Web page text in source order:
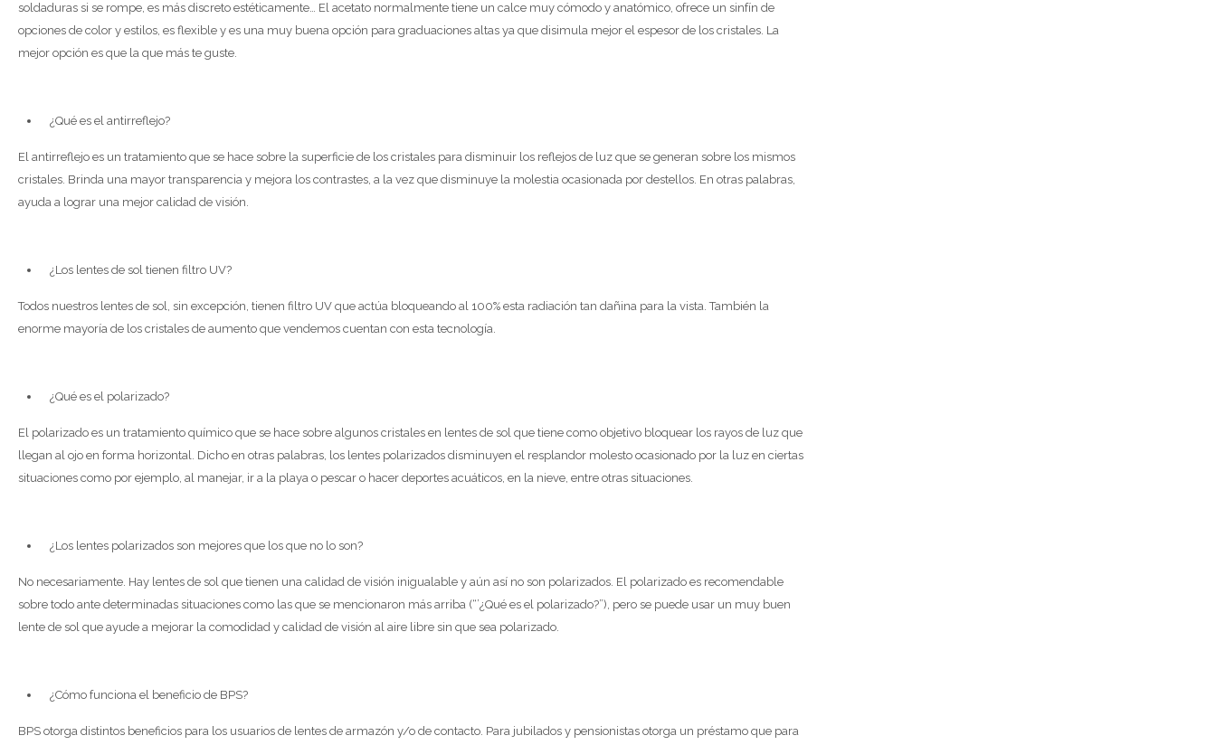
soldaduras si se rompe, es más discreto estéticamente… El acetato normalmente tiene un calce muy cómodo y anatómico, ofrece un sinfín de
opciones de color y estilos, es flexible y es una muy buena opción para graduaciones altas ya que disimula mejor el espesor de los cristales. La
mejor opción es que la que más te guste.
¿Qué es el antirreflejo?
El antirreflejo es un tratamiento que se hace sobre la superficie de los cristales para disminuir los reflejos de luz que se generan sobre los mismos
cristales. Brinda una mayor transparencia y mejora los contrastes, a la vez que disminuye la molestia ocasionada por destellos. En otras palabras,
ayuda a lograr una mejor calidad de visión.
¿Los lentes de sol tienen filtro UV?
Todos nuestros lentes de sol, sin excepción, tienen filtro UV que actúa bloqueando al 100% esta radiación tan dañina para la vista. También la
enorme mayoría de los cristales de aumento que vendemos cuentan con esta tecnología.
¿Qué es el polarizado?
El polarizado es un tratamiento químico que se hace sobre algunos cristales en lentes de sol que tiene como objetivo bloquear los rayos de luz que
llegan al ojo en forma horizontal. Dicho en otras palabras, los lentes polarizados disminuyen el resplandor molesto ocasionado por la luz en ciertas
situaciones como por ejemplo, al manejar, ir a la playa o pescar o hacer deportes acuáticos, en la nieve, entre otras situaciones.
¿Los lentes polarizados son mejores que los que no lo son?
No necesariamente. Hay lentes de sol que tienen una calidad de visión inigualable y aún así no son polarizados. El polarizado es recomendable
sobre todo ante determinadas situaciones como las que se mencionaron más arriba (“’¿Qué es el polarizado?”), pero se puede usar un muy buen
lente de sol que ayude a mejorar la comodidad y calidad de visión al aire libre sin que sea polarizado.
¿Cómo funciona el beneficio de BPS?
BPS otorga distintos beneficios para los usuarios de lentes de armazón y/o de contacto. Para jubilados y pensionistas otorga un préstamo que para